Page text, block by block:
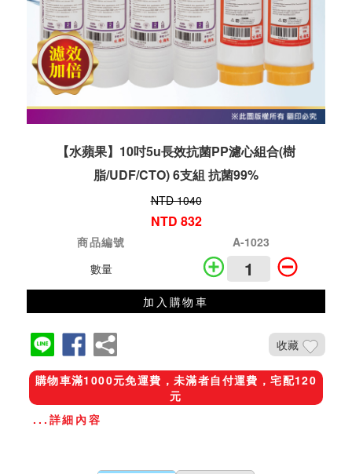
【水蘋果】10吋5u長效抗菌PP濾心組合(樹
脂/UDF/CTO) 6支組 抗菌99%
NTD 1040
NTD 832
商品編號
A-1023
數量
加入購物車
收藏
購物車滿1000元免運費，未滿者自付運費，宅配120
元
...詳細內容